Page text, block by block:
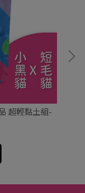
超輕黏土組-